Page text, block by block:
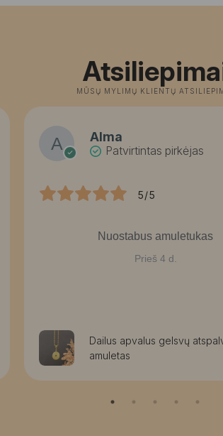
MŪSŲ MYLIMŲ KLIENTŲ
Alma
Patvirtintas pirkėjas
5/5
Nuostabus amuletukas
Prieš 4 d.
Dailus apvalus gelsvų
amuletas